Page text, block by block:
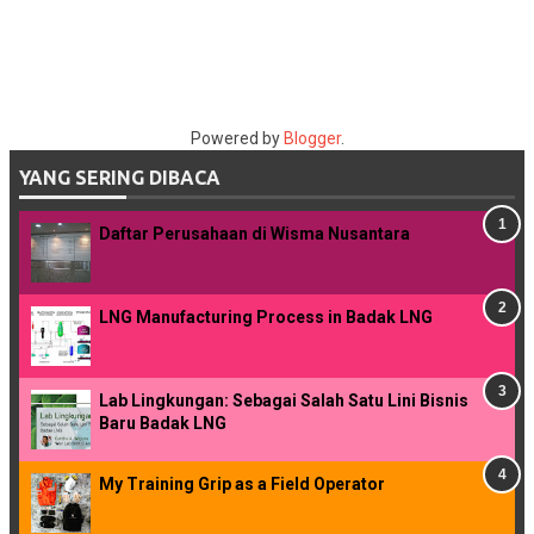
Powered by Blogger.
YANG SERING DIBACA
Daftar Perusahaan di Wisma Nusantara
LNG Manufacturing Process in Badak LNG
Lab Lingkungan: Sebagai Salah Satu Lini Bisnis
Baru Badak LNG
My Training Grip as a Field Operator